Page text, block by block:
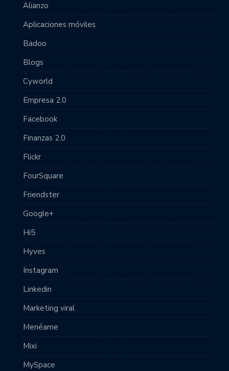
Alianzo
Aplicaciones móviles
Badoo
Blogs
Cyworld
Empresa 2.0
Facebook
Finanzas 2.0
Flickr
FourSquare
Friendster
Google+
Hi5
Hyves
Instagram
Linkedin
Marketing viral
Menéame
Mixi
MySpace